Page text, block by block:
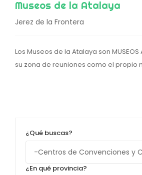
Museos de la Atalaya
Jerez de la Frontera
Los Museos de la Atalaya son MUSEOS
su zona de reuniones como el propio
¿Qué buscas?
¿En qué provincia?